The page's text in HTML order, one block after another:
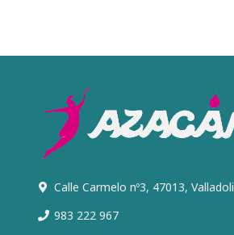
Calle Carmelo nº3, 47013,
983 222 967